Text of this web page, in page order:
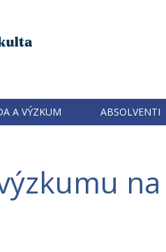
A VÝZKUM ABSOLVENTI